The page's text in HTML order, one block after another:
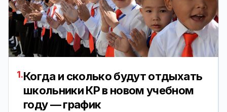
1.Когда и сколько будут отдыхать
школьники КР в новом учебном
году — график